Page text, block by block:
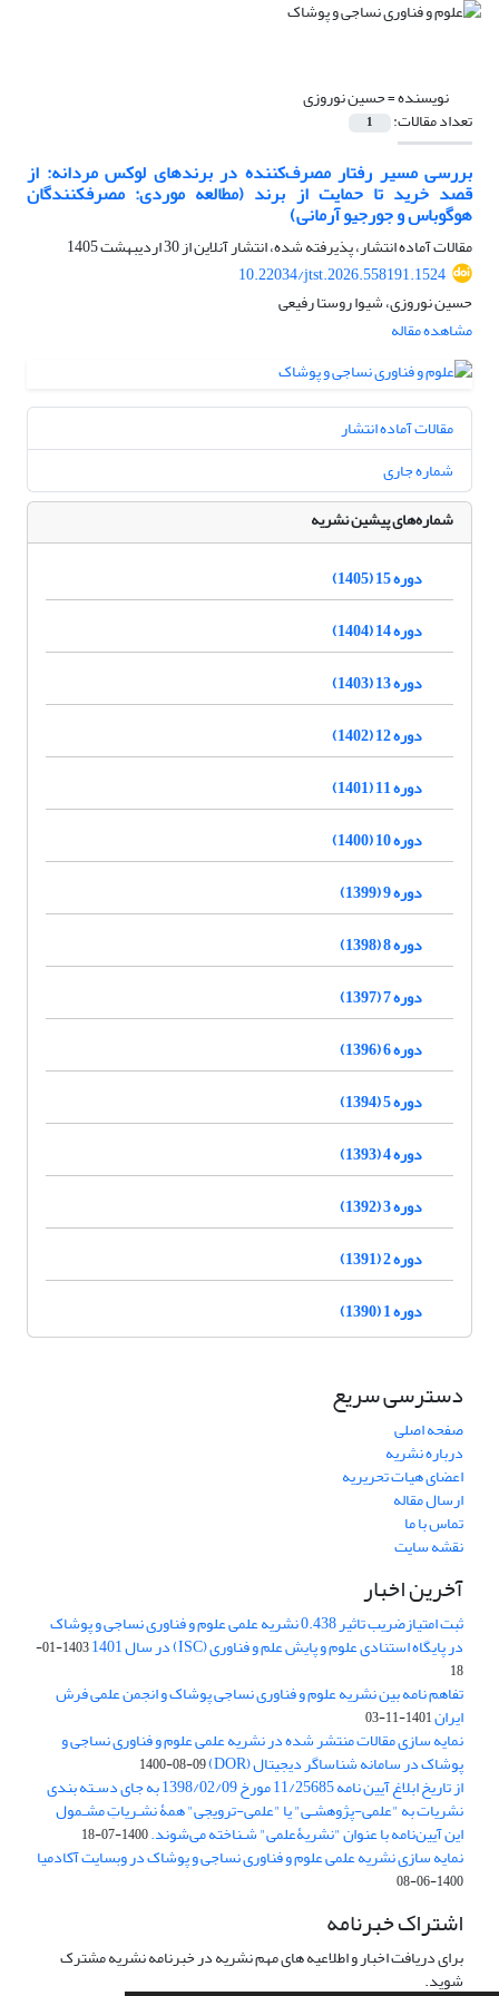
نویسنده =حسین نوروزی
تعداد مقالات: 1
بررسی مسیر رفتار مصرف‌کننده در برندهای لوکس مردانه: از
قصد خرید تا حمایت از برند (مطالعه موردی: مصرفکنندگان
هوگوباس و جورجیو آرمانی)
مقالات آماده انتشار، پذیرفته شده، انتشار آنلاین از30 اردیبهشت 1405
10.22034/jtst.2026.558191.1524
حسین نوروزی، شیوا روستا رفیعی
مشاهده مقاله
مقالات آماده انتشار
شماره جاری
شماره‌های پیشین نشریه
دوره 15 (1405)
دوره 14 (1404)
دوره 13 (1403)
دوره 12 (1402)
دوره 11 (1401)
دوره 10 (1400)
دوره 9 (1399)
دوره 8 (1398)
دوره 7 (1397)
دوره 6 (1396)
دوره 5 (1394)
دوره 4 (1393)
دوره 3 (1392)
دوره 2 (1391)
دوره 1 (1390)
دسترسی سریع
صفحه اصلی
درباره نشریه
اعضای هیات تحریریه
ارسال مقاله
تماس با ما
نقشه سایت
آخرین اخبار
ثبت امتیازضریب تاثیر 0.438 نشریه علمی علوم و فناوری نساجی و پوشاک
در پایگاه استنادی علوم و پایش علم و فناوری (ISC) در سال 1401
1403-01-
18
تفاهم نامه بین نشریه علوم و فناوری نساجی پوشاک و انجمن علمی فرش
ایران1401-11-03
نمایه سازی مقالات منتشر شده در نشریه علمی علوم و فناوری نساجی و
پوشاک در سامانه شناساگر دیجیتال (DOR) 1400-08-09
از تاریخ ابلاغ آیین نامه 11/25685 مورخ 1398/02/09 به جای دسـته بندی
نشریات به "علمی-پژوهشـی" یا "علمی-ترویجی" همۀ نشـریاتِ مشـمول
این آیین‌نامه با عنوان "نشریۀعلمی" شـناخته می‌شوند.1400-07-18
نمایه سازی نشریه علمی علوم و فناوری نساجی و پوشاک در وبسایت آکادمیا
1400-06-08
اشتراک خبرنامه
برای دریافت اخبار و اطلاعیه های مهم نشریه در خبرنامه نشریه مشترک
شوید.